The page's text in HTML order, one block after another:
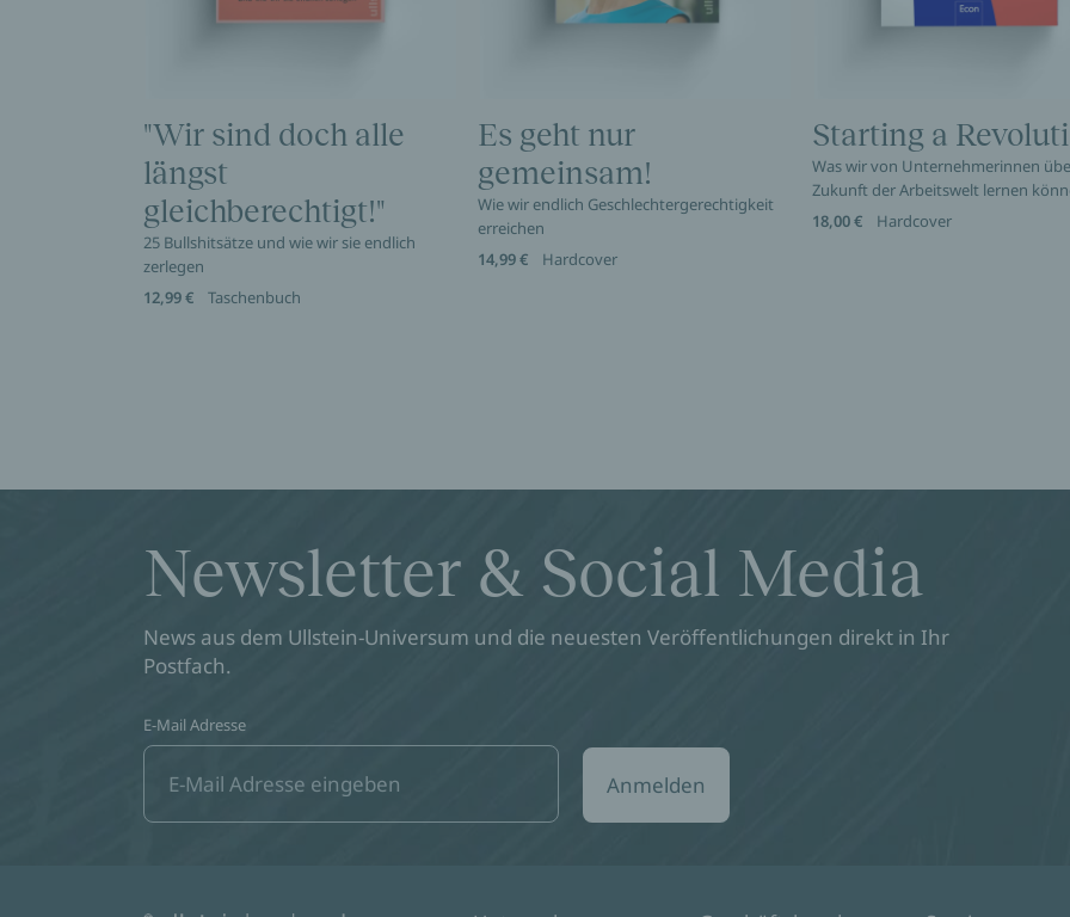
"Wir sind doch alle
längst
gleichberechtigt!"
25 Bullshitsätze und wie wir sie endlich
zerlegen
12,99 €
Taschenbuch
Es geht nur
gemeinsam!
Wie wir endlich Geschlechtergerechtigkeit
erreichen
14,99 €
Hardcover
Starting a
Was wir von Unternehmerinnen
Zukunft der Arbeitswelt lernen
18,00 €
Hardcover
Newsletter & Social Media
News aus dem Ullstein-Universum und die neuesten Veröffentlichungen direkt in Ihr
Postfach.
E-Mail Adresse
Anmelden